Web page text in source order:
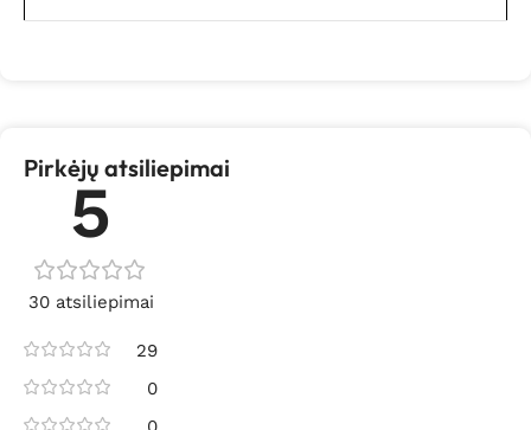
Pirkėjų atsiliepimai
5
30 atsiliepimai
29
0